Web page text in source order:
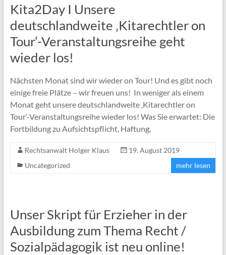
Kita2Day I Unsere
deutschlandweite ‚Kitarechtler on
Tour‘-Veranstaltungsreihe geht
wieder los!
Nächsten Monat sind wir wieder on Tour! Und es gibt noch
einige freie Plätze – wir freuen uns! In weniger als einem
Monat geht unsere deutschlandweite ‚Kitarechtler on
Tour‘-Veranstaltungsreihe wieder los! Was Sie erwartet: Die
Fortbildung zu Aufsichtspflicht, Haftung,
Rechtsanwalt Holger Klaus
19. August 2019
Uncategorized
mehr lesen
Unser Skript für Erzieher in der
Ausbildung zum Thema Recht /
Sozialpädagogik ist neu online!